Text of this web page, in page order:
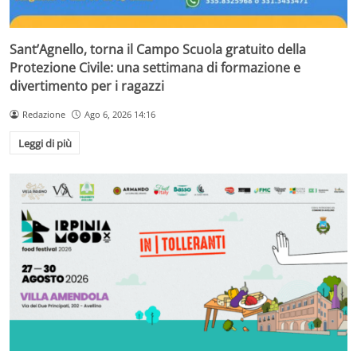
Sant’Agnello, torna il Campo Scuola gratuito della
Protezione Civile: una settimana di formazione e
divertimento per i ragazzi
Redazione Ago 6, 2026 14:16
Leggi di più